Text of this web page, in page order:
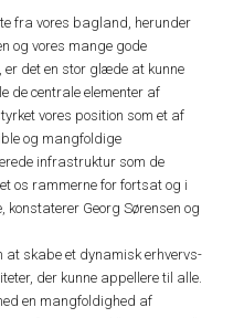
fra vores bagland, herunder
og vores mange gode
det en stor glæde at kunne
de centrale elementer af
vores position som et af
og mangfoldige
infrastruktur som de
os rammerne for fortsat og i
Georg Sørensen og
at skabe et dynamisk erhvervs-
der kunne appellere til alle.
en mangfoldighed af